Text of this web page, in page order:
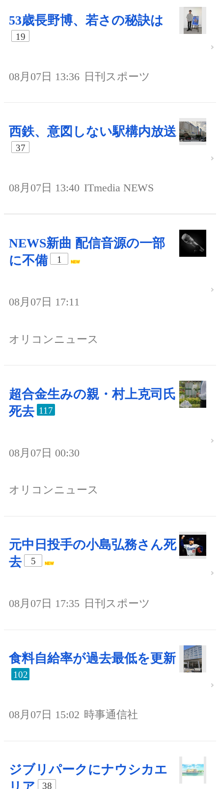
53歳長野博、若さの秘訣は
19
08月07日 13:36 日刊スポーツ
西鉄、意図しない駅構内放送
37
08月07日 13:40 ITmedia NEWS
NEWS新曲 配信音源の一部
に不備
1
08月07日 17:11
オリコンニュース
超合金生みの親・村上克司氏
死去 117
08月07日 00:30
オリコンニュース
元中日投手の小島弘務さん死
去
5
08月07日 17:35 日刊スポーツ
食料自給率が過去最低を更新
102
08月07日 15:02 時事通信社
ジブリパークにナウシカエ
38